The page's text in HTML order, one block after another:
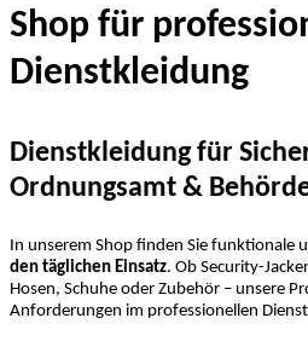
Shop für
Dienstkleidung
Dienstkleidung für
Ordnungsamt &
In unserem Shop finden Sie funktionale
den täglichen Einsatz. Ob Security-
Hosen, Schuhe oder Zubehör – unsere
Anforderungen im professionellen